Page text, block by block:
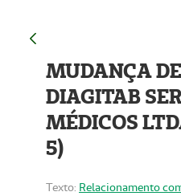
MUDANÇA
DIAGITAB
MÉDICOS
5)
Texto: Relacionamento